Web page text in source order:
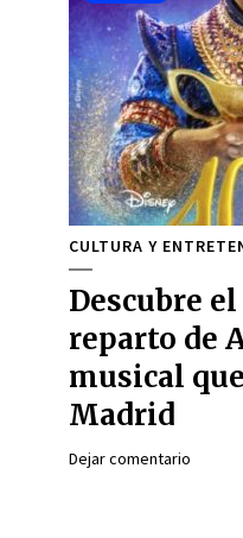
CULTURA Y
Descubre
reparto de
musical
Madrid
Dejar comentario